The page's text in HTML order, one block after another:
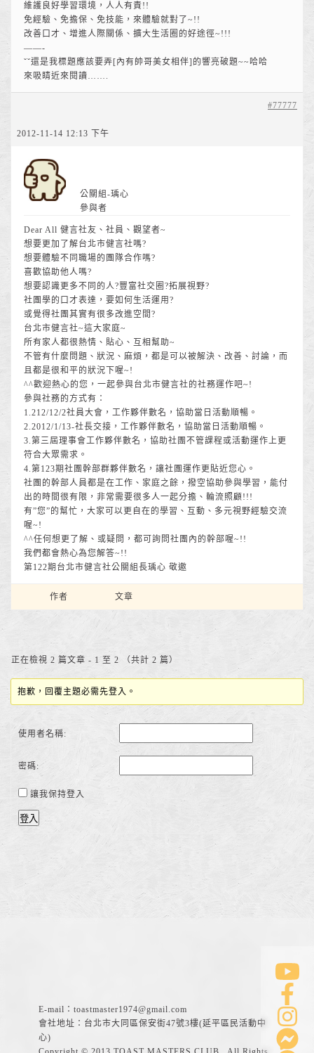
維護良好學習環境，人人有責!!
免經驗、免擔保、免技能，來體驗就對了~!!
改善口才、增進人際關係、擴大生活圈的好途徑~!!!
——-
ˇˇ還是我標題應該要弄[內有帥哥美女相伴]的響亮破題~~哈哈
來吸睛近來閱讀…….
2012-11-14 12:13 下午
#77777
公關組-瑀心
參與者
Dear All 健言社友、社員、觀望者~
想要更加了解台北市健言社嗎?
想要體驗不同職場的團隊合作嗎?
喜歡協助他人嗎?
想要認識更多不同的人?豐富社交圈?拓展視野?
社團學的口才表達，要如何生活運用?
或覺得社團其實有很多改進空間?
台北市健言社~這大家庭~
所有家人都很熱情、貼心、互相幫助~
不管有什麼問題、狀況、麻煩，都是可以被解決、改善、討論，而
且都是很和平的狀況下喔~!
^^歡迎熱心的您，一起參與台北市健言社的社務運作吧~!
參與社務的方式有：
1.212/12/2社員大會，工作夥伴數名，協助當日活動順暢。
2.2012/1/13-社長交接，工作夥伴數名，協助當日活動順暢。
3.第三屆理事會工作夥伴數名，協助社團不管課程或活動運作上更
符合大眾需求。
4.第123期社團幹部群夥伴數名，讓社團運作更貼近您心。
社團的幹部人員都是在工作、家庭之餘，撥空協助參與學習，能付
出的時間很有限，非常需要很多人一起分擔、輪流照顧!!!
有”您”的幫忙，大家可以更自在的學習、互動、多元視野經驗交流
喔~!
^^任何想更了解、或疑問，都可詢問社團內的幹部喔~!!
我們都會熱心為您解答~!!
第122期台北市健言社公關組長瑀心 敬邀
作者 文章
正在檢視 2 篇文章 - 1 至 2 （共計 2 篇）
抱歉，回覆主題必需先登入。
使用者名稱:
密碼:
讓我保持登入
登入
E-mail： toastmaster1974@gmail.com
會社地址：台北市大同區保安街47號3樓(延平區民活動中
心)